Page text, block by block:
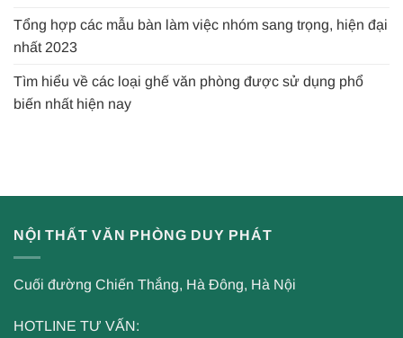
Tổng hợp các mẫu bàn làm việc nhóm sang trọng, hiện đại
nhất 2023
Tìm hiểu về các loại ghế văn phòng được sử dụng phổ
biến nhất hiện nay
NỘI THẤT VĂN PHÒNG DUY PHÁT
Cuối đường Chiến Thắng, Hà Đông, Hà Nội
HOTLINE TƯ VẤN: